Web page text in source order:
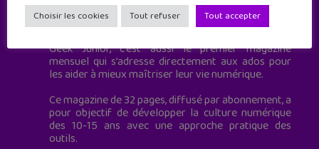
Geek Junior est le premier site de culture numérique
à destination des adolescents.
Geek Junior, c’est aussi le premier magazine
mensuel qui s’adresse directement aux ados pour
les aider à mieux maîtriser leur vie numérique.
Ce magazine de 32 pages, diffusé par abonnement, a
pour objectif de développer la culture numérique
des 10-15 ans avec une approche pratique des
outils.
Choisir les cookies Tout refuser Tout accepter